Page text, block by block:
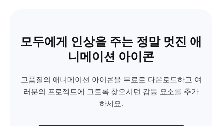
모두에게 인상을 주는 정말 멋진 애
니메이션 아이콘
고품질의 애니메이션 아이콘을 무료로 다운로드하고 여
러분의 프로젝트에 그토록 찾으시던 감동 요소를 추가
하세요.